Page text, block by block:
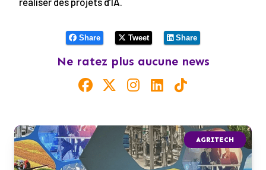
Share Tweet Share
Ne ratez plus aucune news
AGRITECH